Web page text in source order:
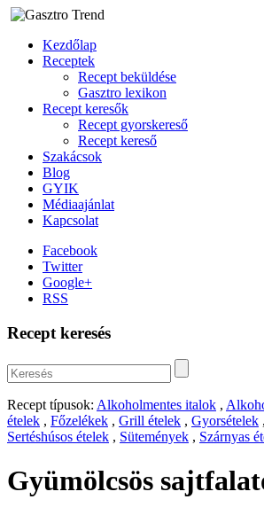
Kezdőlap
Receptek
Recept beküldése
Gasztro lexikon
Recept keresők
Recept gyorskereső
Recept kereső
Szakácsok
Blog
GYIK
Médiaajánlat
Kapcsolat
Facebook
Twitter
Google+
RSS
Recept keresés
Recept típusok: Alkoholmentes italok ,
ételek , Főzelékek , Grill ételek , Gyorsételek ,
Sertéshúsos ételek , Sütemények , Szárnyas
Gyümölcsös